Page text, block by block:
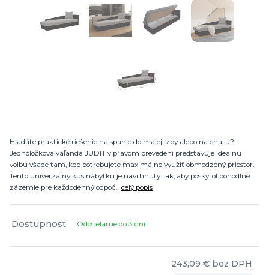
Hľadáte praktické riešenie na spanie do malej izby alebo na chatu?
Jednolôžková váľanda JUDIT v pravom prevedení predstavuje ideálnu
voľbu všade tam, kde potrebujete maximálne využiť obmedzený priestor.
Tento univerzálny kus nábytku je navrhnutý tak, aby poskytol pohodlné
zázemie pre každodenný odpoč... celý popis
Dostupnosť Odosielame do 3 dní
243,09 € bez DPH